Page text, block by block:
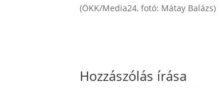
(ÖKK/Media24, fotó: Mátay Balázs)
Hozzászólás írása